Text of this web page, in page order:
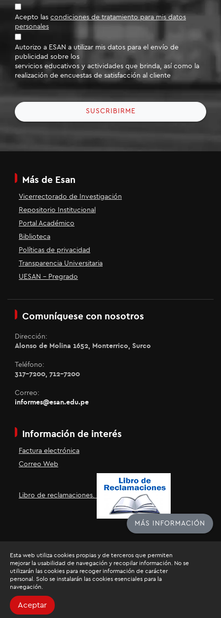
Acepto las condiciones de tratamiento para mis datos
personales
Autorizo a ESAN a utilizar mis datos para el envío de
publicidad sobre los
servicios educativos y actividades que brinda, así como la
realización de encuestas de satisfacción al cliente
SUSCRIBIRME
Más de Esan
Vicerrectorado de Investigación
Repositorio Institucional
Portal Académico
Biblioteca
Políticas de privacidad
Transparencia Universitaria
UESAN - Pregrado
Comuníquese con nosotros
Dirección:
Alonso de Molina 1652, Monterrico, Surco
Teléfono:
317-7200, 712-7200
Correo:
informes@esan.edu.pe
Información de interés
Factura electrónica
Correo Web
Libro de reclamaciones.
Esta web utiliza cookies propias y de terceros que permiten
mejorar la usabilidad de navegación y recopilar información. No se
utilizarán las cookies para recoger información de carácter
personal. Solo se instalarán las cookies esenciales para la
navegación.
Aceptar
MÁS INFORMACIÓN